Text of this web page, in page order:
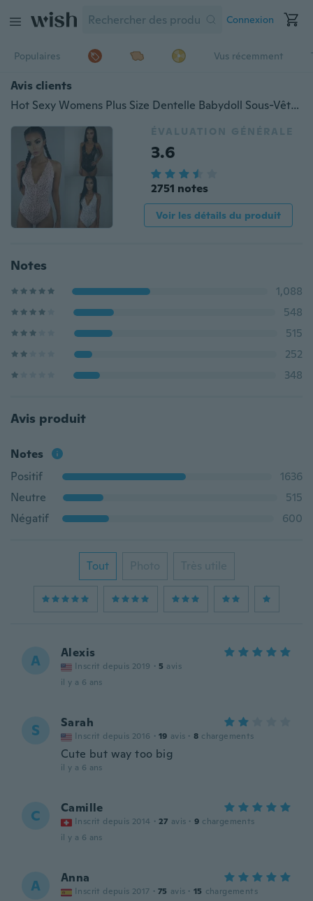
Connexion
Populaires Vus récemment
Avis clients
Hot Sexy Womens Plus Size Dentelle Babydoll Sous-Vêtements Lingerie Robe Body Vêtements De Nuit
ÉVALUATION GÉNÉRALE
3.6
2751 notes
Voir les détails du produit
Notes
1,088
548
515
252
348
Avis produit
Notes
Positif
1636
Neutre
515
Négatif
600
Tout Photo Très utile
A Alexis
Inscrit depuis 2019 · 5 avis
il y a 6 ans
S Sarah
Inscrit depuis 2016 · 19 avis · 8 chargements
Cute but way too big
il y a 6 ans
C Camille
Inscrit depuis 2014 · 27 avis · 9 chargements
il y a 6 ans
A Anna
Inscrit depuis 2017 · 75 avis · 15 chargements